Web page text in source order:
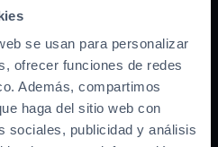
se usan para personalizar
ofrecer funciones de redes
Además, compartimos
haga del sitio web con
sociales, publicidad y análisis
esta cuota
€/mes